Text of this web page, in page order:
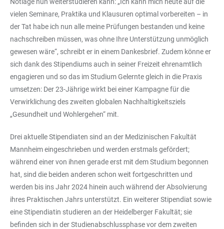
vielen Seminare, Praktika und Klausuren optimal vorbereiten – in
der Tat habe ich nun alle meine Prüfungen bestanden und keine
nachschreiben müssen, was ohne Ihre Unterstützung unmöglich
gewesen wäre“, schreibt er in einem Dankesbrief. Zudem könne er
sich dank des Stipendiums auch in seiner Freizeit ehrenamtlich
engagieren und so das im Studium Gelernte gleich in die Praxis
umsetzen: Der 23-Jährige wirkt bei einer Kampagne für die
Verwirklichung des zweiten globalen Nachhaltigkeitsziels
„Gesundheit und Wohlergehen“ mit.
Drei aktuelle Stipendiaten sind an der Medizinischen Fakultät
Mannheim eingeschrieben und werden erstmals gefördert;
während einer von ihnen gerade erst mit dem Studium begonnen
hat, sind die beiden anderen schon weit fortgeschritten und
werden bis ins Jahr 2024 hinein auch während der Absolvierung
ihres Praktischen Jahrs unterstützt. Ein weiterer Stipendiat sowie
eine Stipendiatin studieren an der Heidelberger Fakultät; sie
befinden sich in der Studienabschlussphase vor dem zweiten